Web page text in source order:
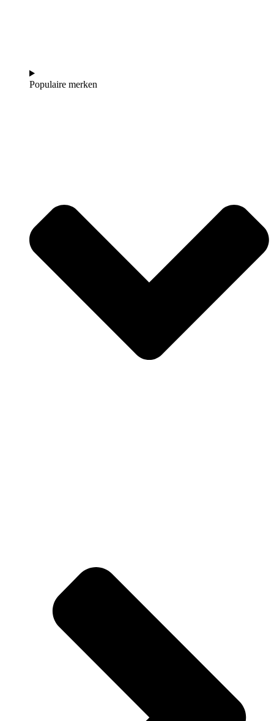
Populaire merken